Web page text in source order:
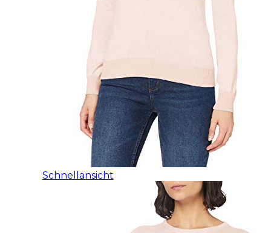
Schnellansicht